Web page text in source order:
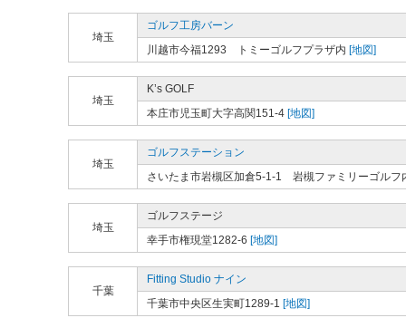
埼玉
ゴルフ工房バーン
川越市今福1293 トミーゴルフプラザ内 [地図]
埼玉
K’s GOLF
本庄市児玉町大字高関151-4 [地図]
埼玉
ゴルフステーション
さいたま市岩槻区加倉5-1-1 岩槻ファミリーゴルフ
埼玉
ゴルフステージ
幸手市権現堂1282-6 [地図]
千葉
Fitting Studio ナイン
千葉市中央区生実町1289-1 [地図]